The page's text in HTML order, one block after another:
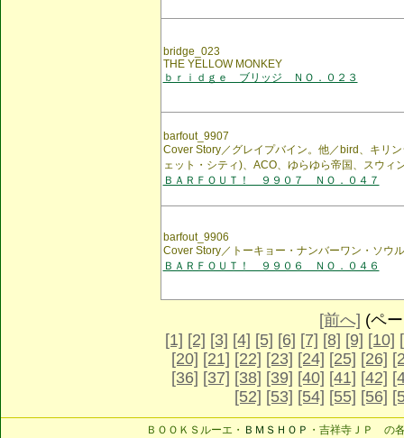
bridge_023
THE YELLOW MONKEY
ｂｒｉｄｇｅ ブリッジ ＮＯ．０２３
barfout_9907
Cover Story／グレイプバイン。他／bird、キリ
ェット・シティ)、ACO、ゆらゆら帝国、スウィ
ＢＡＲＦＯＵＴ！ ９９０７ ＮＯ．０４７
barfout_9906
Cover Story／トーキョー・ナンバーワン・ソウ
ＢＡＲＦＯＵＴ！ ９９０６ ＮＯ．０４６
[前へ] (ペ
[1] [2] [3] [4] [5] [6] [7] [8] [9] [10]
[20] [21] [22] [23] [24] [25] [26]
[36] [37] [38] [39] [40] [41] [42]
[52] [53] [54] [55] [56]
ＢＯＯＫＳルーエ・ ＢＭＳＨＯＰ ・吉祥寺ＪＰ の